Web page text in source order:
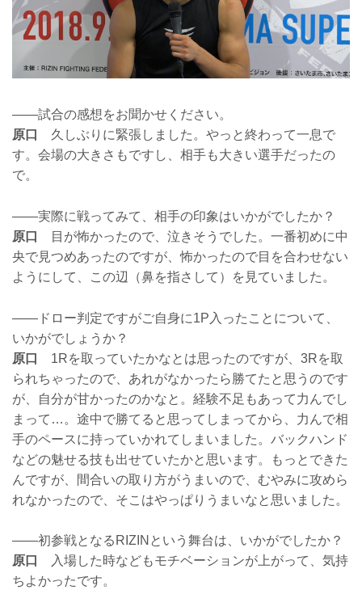
——試合の感想をお聞かせください。
原口
久しぶりに緊張しました。やっと終わって一息で
す。会場の大きさもですし、相手も大きい選手だったの
で。
——実際に戦ってみて、相手の印象はいかがでしたか？
原口
目が怖かったので、泣きそうでした。一番初めに中
央で見つめあったのですが、怖かったので目を合わせない
ようにして、この辺（鼻を指さして）を見ていました。
——ドロー判定ですがご自身に1P入ったことについて、
いかがでしょうか？
原口
1Rを取っていたかなとは思ったのですが、3Rを取
られちゃったので、あれがなかったら勝てたと思うのです
が、自分が甘かったのかなと。経験不足もあって力んでし
まって…。途中で勝てると思ってしまってから、力んで相
手のペースに持っていかれてしまいました。バックハンド
などの魅せる技も出せていたかと思います。もっとできた
んですが、間合いの取り方がうまいので、むやみに攻めら
れなかったので、そこはやっぱりうまいなと思いました。
——初参戦となるRIZINという舞台は、いかがでしたか？
原口
入場した時などもモチベーションが上がって、気持
ちよかったです。